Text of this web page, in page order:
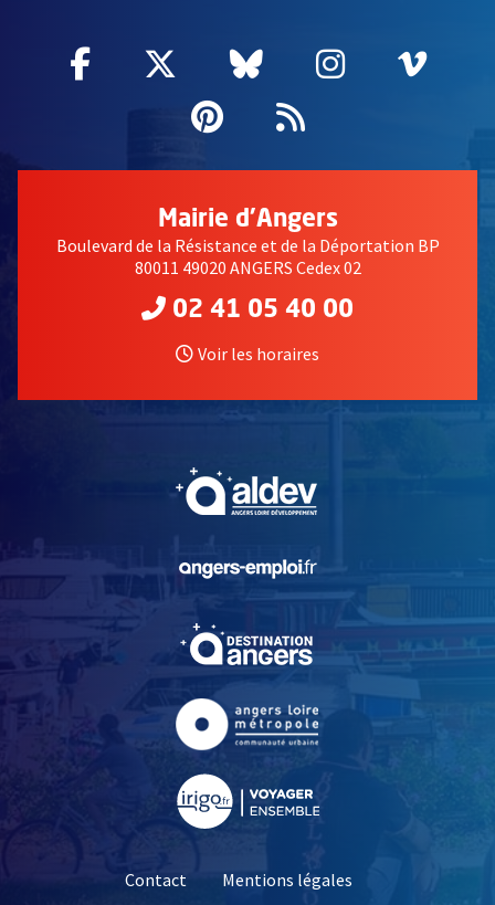
Facebook
, Ouvre une nouvelle fenêtre
Twitter
, Ouvre une nouvelle
Bluesky
, Ouvre une
Instagram
, Ouvre
,
Pinterest
, Ouvre une
Flux RSS
Mairie d'Angers
Boulevard de la Résistance et de la Déportation BP
80011 49020 ANGERS Cedex 02
02 41 05 40 00
Voir les horaires
, Ouvre une nouvelle
, Ouvre une nouvelle
Contact Mentions légales